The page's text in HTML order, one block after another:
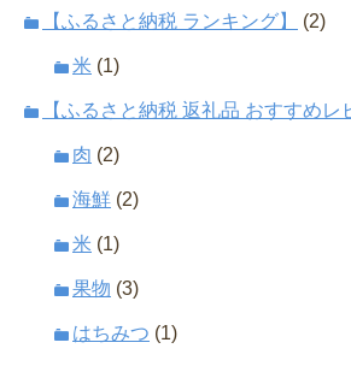
【ふるさと納税 ランキング】 (2)
米 (1)
【ふるさと納税 返礼品 おすすめレ
肉 (2)
海鮮 (2)
米 (1)
果物 (3)
はちみつ (1)